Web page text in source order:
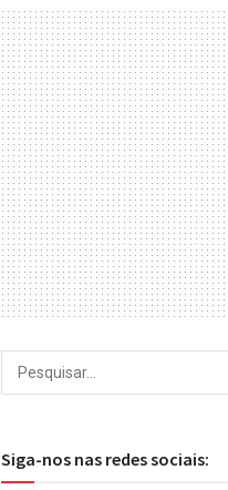
Siga-nos nas redes sociais: